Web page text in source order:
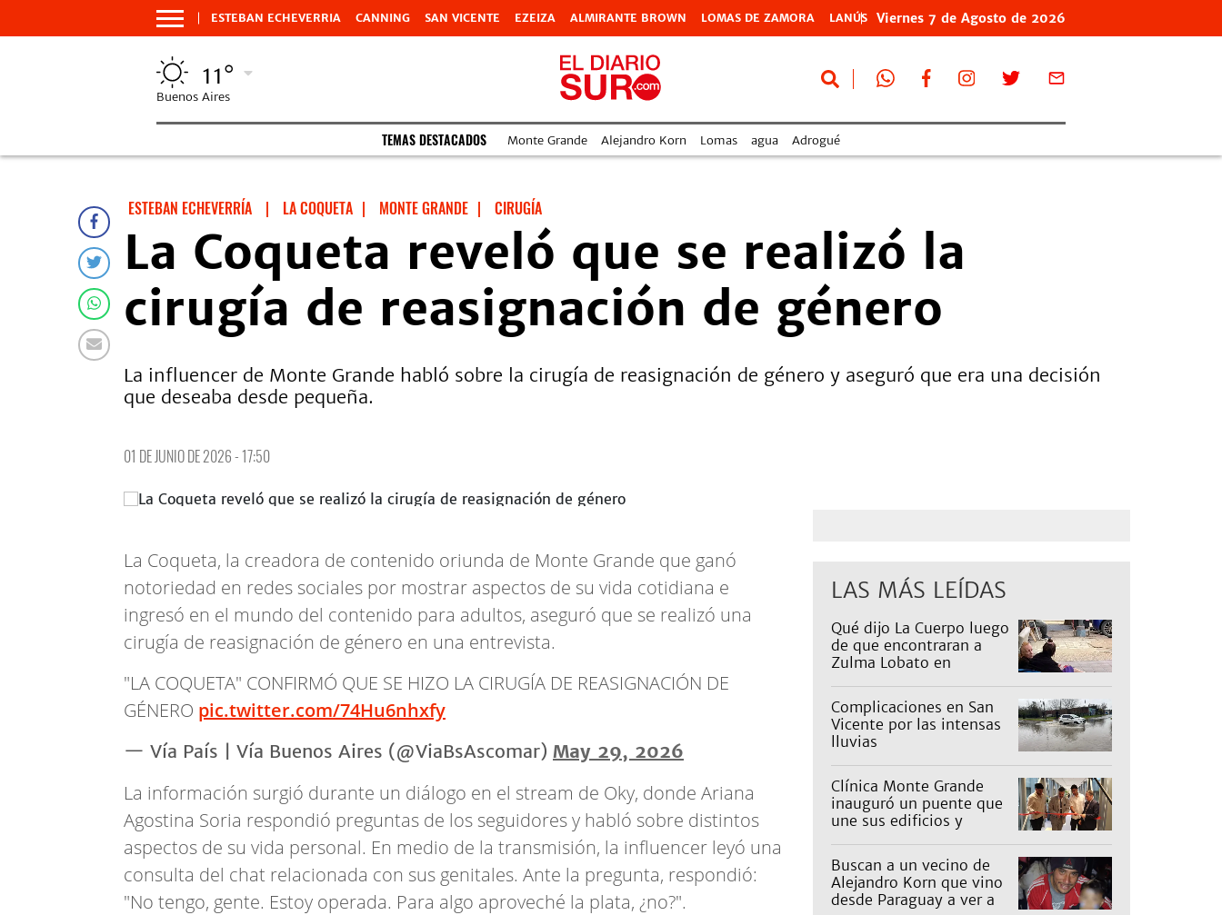
ESTEBAN ECHEVERRIA CANNING SAN VICENTE EZEIZA ALMIRANTE BROWN LOMAS DE ZAMORA LANÚS Viernes 7 de Agosto de 2026
11°
Buenos Aires
TEMAS DESTACADOS Monte Grande Alejandro Korn Lomas agua Adrogué
ESTEBAN ECHEVERRÍA | LA COQUETA | MONTE GRANDE | CIRUGÍA
La Coqueta reveló que se realizó la
cirugía de reasignación de género
La influencer de Monte Grande habló sobre la cirugía de reasignación de género y aseguró que era una decisión
que deseaba desde pequeña.
01 DE JUNIO DE 2026 - 17:50
La Coqueta, la creadora de contenido oriunda de Monte Grande que ganó
notoriedad en redes sociales por mostrar aspectos de su vida cotidiana e
ingresó en el mundo del contenido para adultos, aseguró que se realizó una
cirugía de reasignación de género en una entrevista.
"LA COQUETA" CONFIRMÓ QUE SE HIZO LA CIRUGÍA DE REASIGNACIÓN DE
GÉNERO pic.twitter.com/74Hu6nhxfy
— Vía País | Vía Buenos Aires (@ViaBsAscomar) May 29, 2026
La información surgió durante un diálogo en el stream de Oky, donde Ariana
Agostina Soria respondió preguntas de los seguidores y habló sobre distintos
aspectos de su vida personal. En medio de la transmisión, la influencer leyó una
consulta del chat relacionada con sus genitales. Ante la pregunta, respondió:
"No tengo, gente. Estoy operada. Para algo aproveché la plata, ¿no?".
LAS MÁS LEÍDAS
Qué dijo La Cuerpo luego
de que encontraran a
Zulma Lobato en
Complicaciones en San
Vicente por las intensas
lluvias
Clínica Monte Grande
inauguró un puente que
une sus edificios y
Buscan a un vecino de
Alejandro Korn que vino
desde Paraguay a ver a